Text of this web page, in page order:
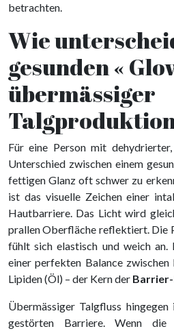
betrachten.
Wie
gesunden «
übermässiger
Für eine Person mit
Unterschied zwischen einem
fettigen Glanz oft schwer zu
ist das visuelle Zeichen einer
Hautbarriere. Das Licht wird
prallen Oberfläche reflektiert. Die
fühlt sich elastisch und weich an.
einer perfekten Balance
Lipiden (Öl) – der Kern der
Übermässiger Talgfluss
gestörten Barriere. Wenn die